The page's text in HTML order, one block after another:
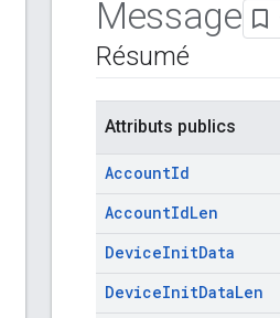
Message
Résumé
Attributs publics
AccountId
AccountIdLen
DeviceInitData
DeviceInitDataLen